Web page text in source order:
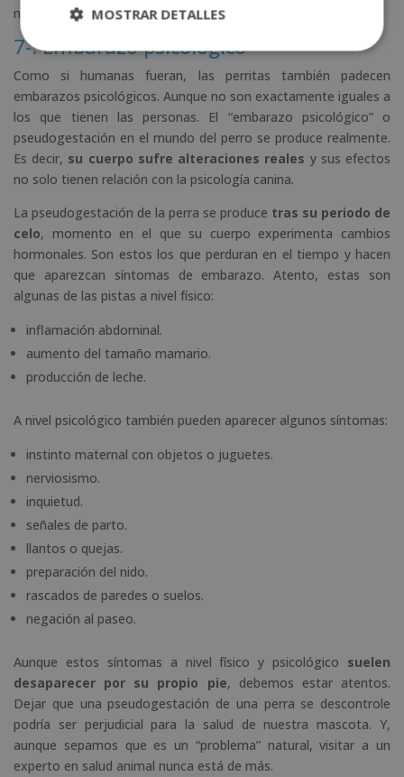
negativamente en ellos.
7-. Embarazo psicológico
Como si humanas fueran, las perritas también padecen
embarazos psicológicos. Aunque no son exactamente iguales a
los que tienen las personas. El “embarazo psicológico” o
pseudogestación en el mundo del perro se produce realmente.
Es decir, su cuerpo sufre alteraciones reales y sus efectos
no solo tienen relación con la psicología canina.
La pseudogestación de la perra se produce tras su periodo de
celo, momento en el que su cuerpo experimenta cambios
hormonales. Son estos los que perduran en el tiempo y hacen
que aparezcan síntomas de embarazo. Atento, estas son
algunas de las pistas a nivel físico:
inflamación abdominal.
aumento del tamaño mamario.
producción de leche.
A nivel psicológico también pueden aparecer algunos síntomas:
instinto maternal con objetos o juguetes.
nerviosismo.
inquietud.
señales de parto.
llantos o quejas.
preparación del nido.
rascados de paredes o suelos.
negación al paseo.
Aunque estos síntomas a nivel físico y psicológico suelen
desaparecer por su propio pie, debemos estar atentos.
Dejar que una pseudogestación de una perra se descontrole
podría ser perjudicial para la salud de nuestra mascota. Y,
aunque sepamos que es un “problema” natural, visitar a un
experto en salud animal nunca está de más.
MOSTRAR DETALLES